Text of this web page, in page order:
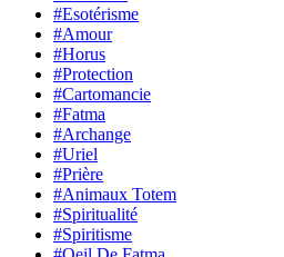
#Esotérisme
#Amour
#Horus
#Protection
#Cartomancie
#Fatma
#Archange
#Uriel
#Prière
#Animaux Totem
#Spiritualité
#Spiritisme